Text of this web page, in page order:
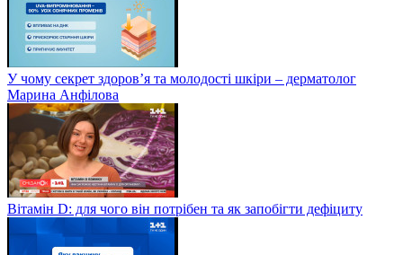
У чому секрет здоров’я та молодості шкіри – дерматолог
Марина Анфілова
Вітамін D: для чого він потрібен та як запобігти дефіциту